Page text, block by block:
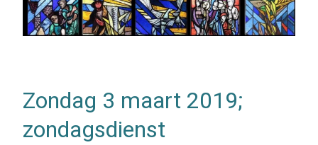
Zondag 3 maart 2019;
zondagsdienst